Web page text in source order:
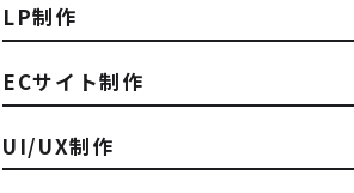
LP制作
ECサイト制作
UI/UX制作